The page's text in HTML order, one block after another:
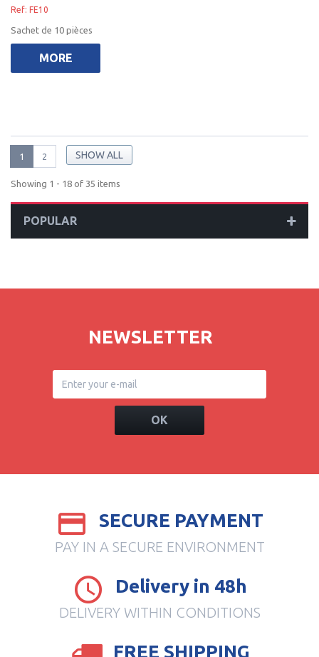
Ref: FE10
Sachet de 10 pièces
MORE
SHOW ALL
1 2
Showing 1 - 18 of 35 items
POPULAR
NEWSLETTER
OK
SECURE PAYMENT
PAY IN A SECURE ENVIRONMENT
Delivery in 48h
DELIVERY WITHIN CONDITIONS
FREE SHIPPING